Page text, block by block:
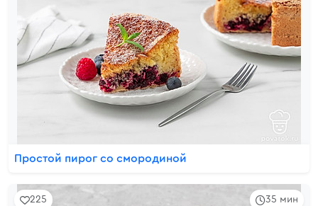
Простой пирог со смородиной
35 мин
225